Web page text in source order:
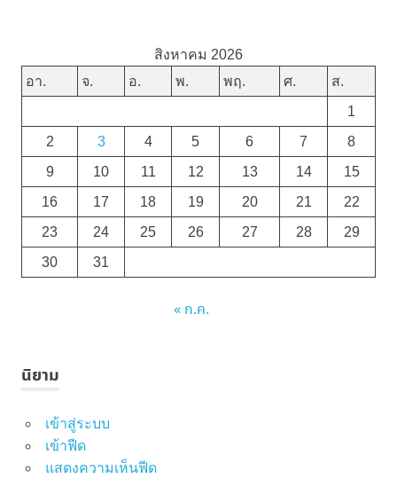
สิงหาคม 2026
อา.
จ. อ. พ. พฤ. ศ.
ส.
1
2
3 4 5 6 7
8
9
10 11 12 13 14
15
16
17 18 19 20 21
22
23
24 25 26 27 28
29
30
31
« ก.ค.
นิยาม
เข้าสู่ระบบ
เข้าฟีด
แสดงความเห็นฟีด